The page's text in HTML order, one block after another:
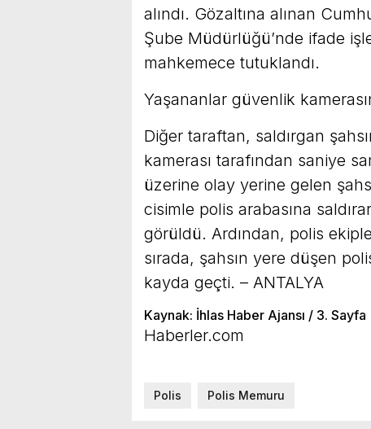
alındı. Gözaltına alınan
Şube Müdürlüğü’nde ifade
mahkemece tutuklandı.
Yaşananlar güvenlik
Diğer taraftan, saldırgan
kamerası tarafından saniye
üzerine olay yerine gelen
cisimle polis arabasına
görüldü. Ardından, polis
sırada, şahsın yere düşen
kayda geçti. – ANTALYA
Kaynak: İhlas Haber Ajansı / 3. Sayfa
Haberler.com
Polis Polis Memuru